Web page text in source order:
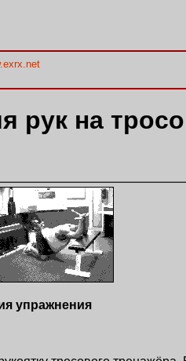
рук на
упражнения